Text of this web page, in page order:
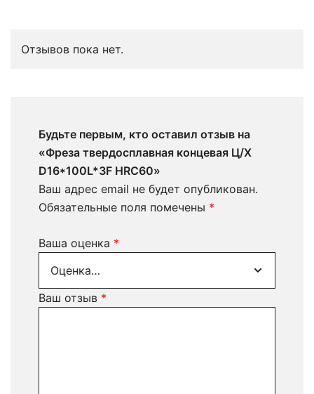
Отзывов пока нет.
Будьте первым, кто оставил отзыв на
«Фреза твердосплавная концевая Ц/Х
D16*100L*3F HRC60»
Ваш адрес email не будет опубликован.
Обязательные поля помечены *
Ваша оценка *
Ваш отзыв *